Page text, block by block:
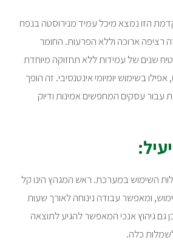
הזו נמצא מיכל עמיד מנירוסטה בנפח
רציפה ארוכה וללא הפרעות. החומר
שנים של עמידות ללא תחזוקה מיוחדת
אפילו בשימוש יומיומי אינטנסיבי. זה הופך
עסקים המחפשים אמינות ודיוק
השימוש במערכת. ראש המגהץ הינו קל
ומאפשר עבודה נינוחה לאורך שעות
גם גיהוץ אנכי המאפשר להגיע לתוצאה
כלה.